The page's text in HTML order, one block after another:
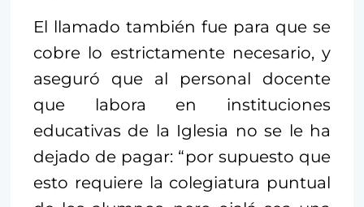
El llamado también fue para que se
cobre lo estrictamente necesario, y
aseguró que al personal docente
que labora en instituciones
educativas de la Iglesia no se le ha
dejado de pagar: “por supuesto que
esto requiere la colegiatura puntual